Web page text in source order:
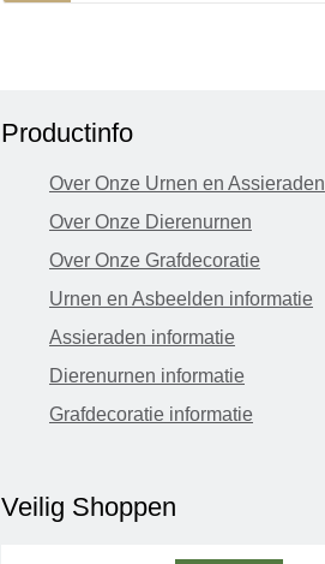
Productinfo
Over Onze Urnen en Assieraden
Over Onze Dierenurnen
Over Onze Grafdecoratie
Urnen en Asbeelden informatie
Assieraden informatie
Dierenurnen informatie
Grafdecoratie informatie
Veilig Shoppen